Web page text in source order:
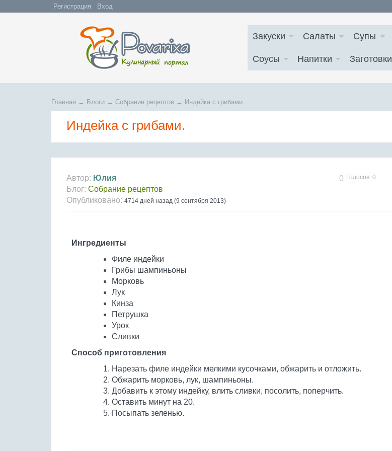
Регистрация Вход
Закуски Салаты Супы
Соусы Напитки Заготовки
Главная → Блоги → Собрание рецептов → Индейка с грибами.
Индейка с грибами.
Автор: Юлия
Блог: Собрание рецептов
Опубликовано: 4714 дней назад (9 сентября 2013)
0 Голосов: 0
Ингредиенты
Филе индейки
Грибы шампиньоны
Морковь
Лук
Кинза
Петрушка
Урок
Сливки
Способ приготовления
Нарезать филе индейки мелкими кусочками, обжарить и отложить.
Обжарить морковь, лук, шампиньоны.
Добавить к этому индейку, влить сливки, посолить, поперчить.
Оставить минут на 20.
Посыпать зеленью.